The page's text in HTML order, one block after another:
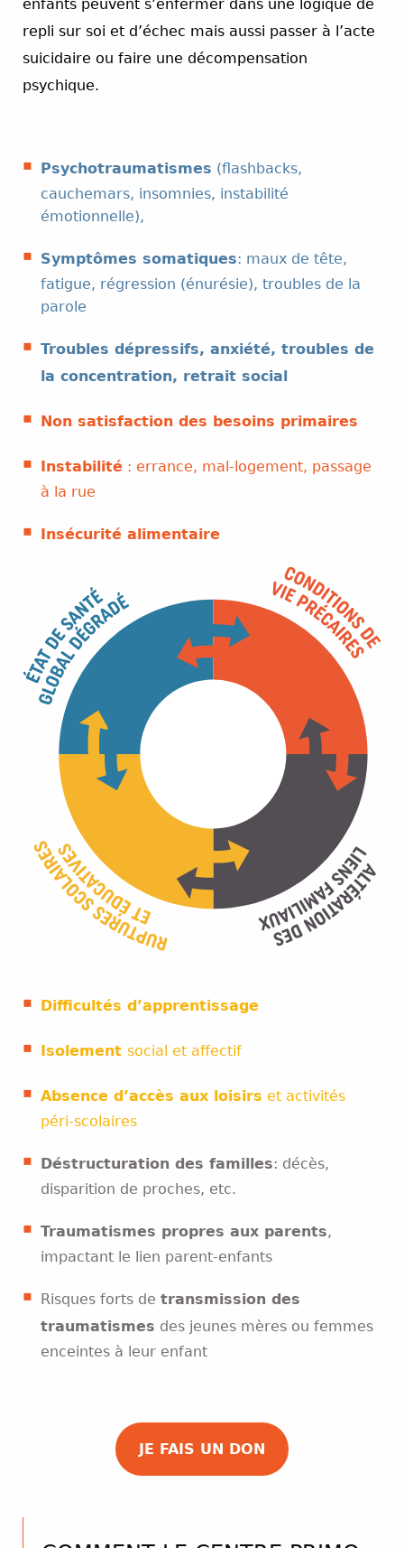
enfants peuvent s’enfermer dans une logique de
repli sur soi et d’échec mais aussi passer à l’acte
suicidaire ou faire une décompensation
psychique.
Psychotraumatismes (flashbacks,
cauchemars, insomnies, instabilité
émotionnelle),
Symptômes somatiques: maux de tête,
fatigue, régression (énurésie), troubles de la
parole
Troubles dépressifs, anxiété, troubles de
la concentration, retrait social
Non satisfaction des besoins primaires
Instabilité : errance, mal-logement, passage
à la rue
Insécurité alimentaire
Difficultés d’apprentissage
Isolement social et affectif
Absence d’accès aux loisirs et activités
péri-scolaires
Déstructuration des familles: décès,
disparition de proches, etc.
Traumatismes propres aux parents,
impactant le lien parent-enfants
Risques forts de transmission des
traumatismes des jeunes mères ou femmes
enceintes à leur enfant
JE FAIS UN DON